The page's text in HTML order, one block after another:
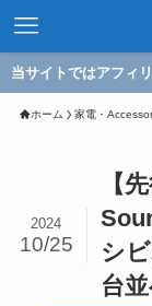
当サイトではアフィ
ホーム 家電・
【
シ
台
2024
10/25